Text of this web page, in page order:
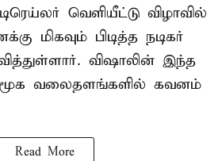
வெளியீட்டு விழாவில்
மிகவும் பிடித்த நடிகர்
விஷாலின் இந்த
வலைதளங்களில் கவனம்
Read More